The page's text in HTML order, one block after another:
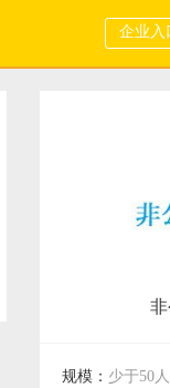
企业入
非
规模： 少于50人